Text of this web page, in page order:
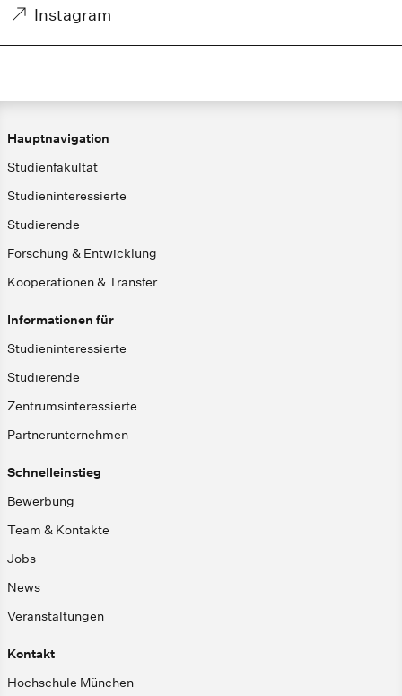
Instagram
Hauptnavigation
Studienfakultät
Studieninteressierte
Studierende
Forschung & Entwicklung
Kooperationen & Transfer
Informationen für
Studieninteressierte
Studierende
Zentrumsinteressierte
Partnerunternehmen
Schnelleinstieg
Bewerbung
Team & Kontakte
Jobs
News
Veranstaltungen
Kontakt
Hochschule München